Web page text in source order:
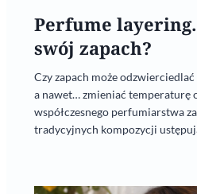
Perfume
swój zapach?
Czy zapach może
a nawet… zmieniać temperaturę
współczesnego perfumiarstwa
tradycyjnych kompozycji